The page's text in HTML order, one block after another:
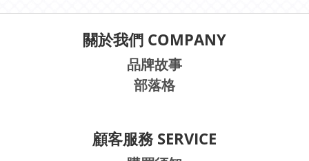
關於我們 COMPANY
品牌故事
部落格
顧客服務 SERVICE